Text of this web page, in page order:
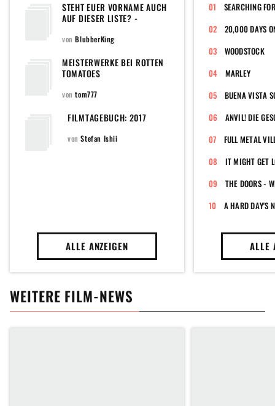
STEHT EUER VORNAME AUCH
AUF DIESER LISTE? -
VORNAMEN ENTHALTEN
vonBlubberKing
MEISTERWERKE BEI ROTTEN
TOMATOES
vontom777
FILMTAGEBUCH: 2017
vonStefan Ishii
ALLE ANZEIGEN
SEARCHING
20,000 DAYS
WOODSTOCK
MARLEY
BUENA VISTA
FULL METAL
IT MIGHT GET
THE DOORS -
A HARD DAY'S
ALLE
WEITERE FILM-NEWS